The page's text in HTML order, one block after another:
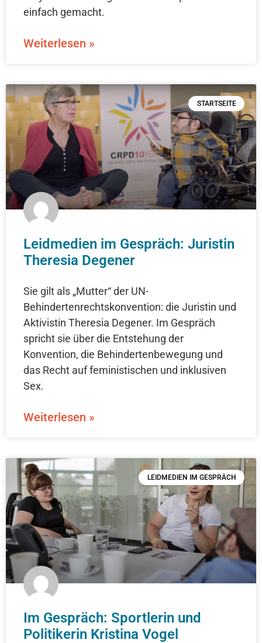
einfach gemacht.
Weiterlesen »
STARTSEITE
Leidmedien im Gespräch: Juristin
Theresia Degener
Sie gilt als „Mutter“ der UN-
Behindertenrechtskonvention: die Juristin und
Aktivistin Theresia Degener. Im Gespräch
spricht sie über die Entstehung der
Konvention, die Behindertenbewegung und
das Recht auf feministischen und inklusiven
Sex.
Weiterlesen »
LEIDMEDIEN IM GESPRÄCH
Im Gespräch: Sportlerin und
Politikerin Kristina Vogel